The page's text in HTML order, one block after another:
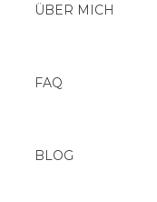
ÜBER MICH
FAQ
BLOG